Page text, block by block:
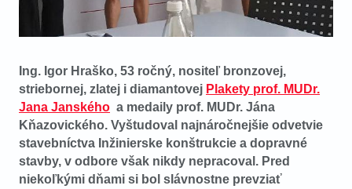
Ing. Igor Hraško, 53 ročný, nositeľ bronzovej,
striebornej, zlatej i diamantovej Plakety prof. MUDr.
Jana Janského a medaily prof. MUDr. Jána
Kňazovického. Vyštudoval najnáročnejšie odvetvie
stavebníctva Inžinierske konštrukcie a dopravné
stavby, v odbore však nikdy nepracoval. Pred
niekoľkými dňami si bol slávnostne prevziať